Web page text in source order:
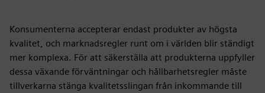
Konsumenterna accepterar endast produkter av högsta
kvalitet, och marknadsregler runt om i världen blir ständigt
mer komplexa. För att säkerställa att produkterna uppfyller
dessa växande förväntningar och hållbarhetsregler måste
tillverkarna stänga kvalitetsslingan från inkommande till